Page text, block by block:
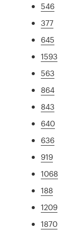
546
377
645
1593
563
864
843
640
636
919
1068
188
1209
1870